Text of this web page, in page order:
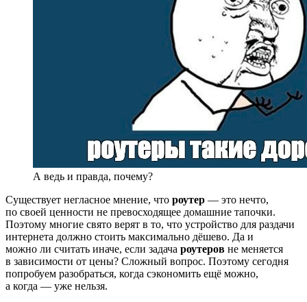
А ведь и правда, почему?
Существует негласное мнение, что роутер — это нечто,
по своей ценности не превосходящее домашние тапочки.
Поэтому многие свято верят в то, что устройство для раздачи
интернета должно стоить максимально дёшево. Да и
можно ли считать иначе, если задача роутеров не меняется
в зависимости от цены? Сложный вопрос. Поэтому сегодня
попробуем разобраться, когда сэкономить ещё можно,
а когда — уже нельзя.